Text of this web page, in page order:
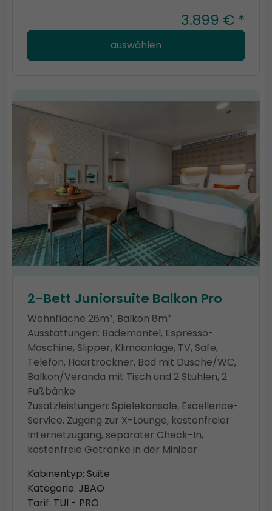
3.899 € *
auswählen
2-Bett Juniorsuite Balkon Pro
Wohnfläche 26m², Balkon 8m²
Ausstattungen: Bademantel, Espresso-
Maschine, Slipper, Klimaanlage, TV, Safe,
Telefon, Haartrockner, Bad mit Dusche/WC,
Balkon/Veranda mit Tisch und 2 Stühlen, 2
Fußbänke
Zusatzleistungen: Spielekonsole, Excellence-
Service, Zugang zur X-Lounge, kostenfreier
Internetzugang, separater Check-In,
kostenfreie Getränke in der Minibar
Kabinentyp: Suite
Kategorie: JBAO
Tarif: TUI - PRO